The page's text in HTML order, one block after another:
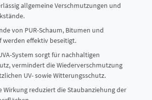
allgemeine Verschmutzungen und
von PUR-Schaum, Bitumen und
effektiv beseitigt.
System sorgt für nachhaltigen
vermindert die Wiederverschmutzung
UV- sowie Witterungsschutz.
Wirkung reduziert die Staubanziehung der